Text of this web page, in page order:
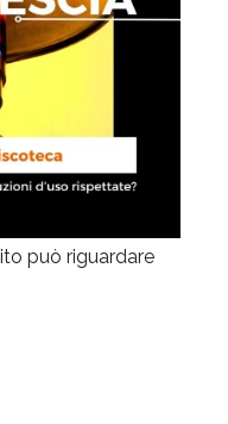
può riguardare